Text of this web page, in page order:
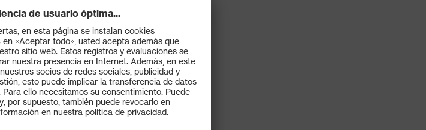
ajuste antideslizante y sin
(filtro de protección solar